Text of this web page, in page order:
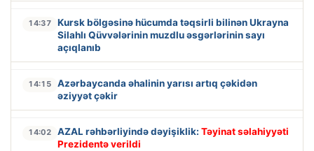
14:37
Kursk bölgəsinə hücumda təqsirli bilinən Ukrayna
Silahlı Qüvvələrinin muzdlu əsgərlərinin sayı
açıqlanıb
14:15
Azərbaycanda əhalinin yarısı artıq çəkidən
əziyyət çəkir
14:02 AZAL rəhbərliyində dəyişiklik: Təyinat səlahiyyəti
Prezidentə verildi